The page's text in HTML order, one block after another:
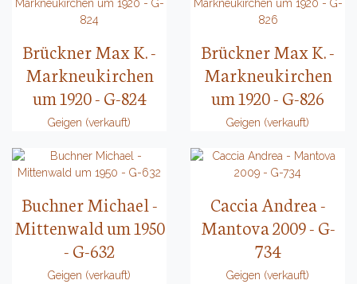
Brückner Max K. -
Markneukirchen
um 1920 - G-824
Geigen (verkauft)
Brückner Max K. -
Markneukirchen
um 1920 - G-826
Geigen (verkauft)
Buchner Michael -
Mittenwald um 1950
- G-632
Geigen (verkauft)
Caccia Andrea -
Mantova 2009 - G-
734
Geigen (verkauft)